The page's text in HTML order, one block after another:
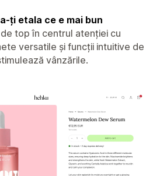
ți etala ce e mai bun
top în centrul atenției cu
versatile și funcții intuitive de
vânzările.